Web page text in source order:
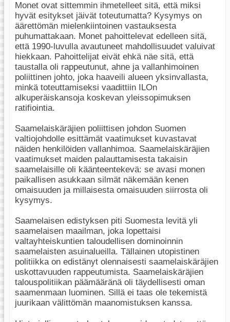
Monet ovat sittemmin ihmetelleet sitä, että miksi
hyvät esitykset jäivät toteutumatta? Kysymys on
äärettömän mielenkiintoinen vastauksesta
puhumattakaan. Monet pahoittelevat edelleen sitä,
että 1990-luvulla avautuneet mahdollisuudet valuivat
hiekkaan. Pahoittelijat eivät ehkä näe sitä, että
taustalla oli rappeutunut, ahne ja vallanhimoinen
poliittinen johto, joka haaveili alueen yksinvallasta,
minkä toteuttamiseksi vaadittiin ILOn
alkuperäiskansoja koskevan yleissopimuksen
ratifiointia.
Saamelaiskäräjien poliittisen johdon Suomen
valtiojohdolle esittämät vaatimukset kuvastavat
näiden henkilöiden vallanhimoa. Saamelaiskäräjien
vaatimukset maiden palauttamisesta takaisin
saamelaisille oli käänteentekevä: se avasi monen
paikallisen asukkaan silmät näkemään kenen
omaisuuden ja millaisesta omaisuuden siirrosta oli
kysymys.
Saamelaisen edistyksen piti Suomesta levitä yli
saamelaisen maailman, joka lopettaisi
valtayhteiskuntien taloudellisen dominoinnin
saamelaisten asuinalueilla. Tällainen utopistinen
politiikka on edistänyt olennaisesti saamelaiskäräjien
uskottavuuden rappeutumista. Saamelaiskäräjien
talouspolitiikan päämääränä oli täydellisesti oman
saamenmaan luominen. Sillä ei taas ole tekemistä
juurikaan välittömän maanomistuksen kanssa.